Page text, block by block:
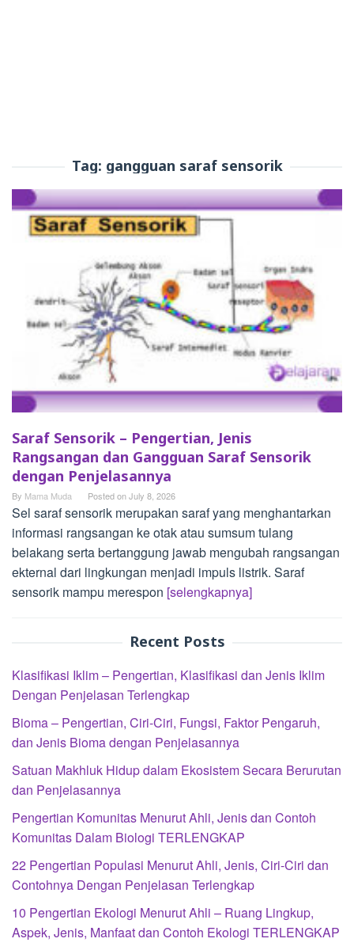
Tag: gangguan saraf sensorik
Saraf Sensorik – Pengertian, Jenis
Rangsangan dan Gangguan Saraf Sensorik
dengan Penjelasannya
By Mama Muda Posted onJuly 8, 2026
Sel saraf sensorik merupakan saraf yang menghantarkan
informasi rangsangan ke otak atau sumsum tulang
belakang serta bertanggung jawab mengubah rangsangan
ekternal dari lingkungan menjadi impuls listrik. Saraf
sensorik mampu merespon [selengkapnya]
Recent Posts
Klasifikasi Iklim – Pengertian, Klasifikasi dan Jenis Iklim
Dengan Penjelasan Terlengkap
Bioma – Pengertian, Ciri-Ciri, Fungsi, Faktor Pengaruh,
dan Jenis Bioma dengan Penjelasannya
Satuan Makhluk Hidup dalam Ekosistem Secara Berurutan
dan Penjelasannya
Pengertian Komunitas Menurut Ahli, Jenis dan Contoh
Komunitas Dalam Biologi TERLENGKAP
22 Pengertian Populasi Menurut Ahli, Jenis, Ciri-Ciri dan
Contohnya Dengan Penjelasan Terlengkap
10 Pengertian Ekologi Menurut Ahli – Ruang Lingkup,
Aspek, Jenis, Manfaat dan Contoh Ekologi TERLENGKAP